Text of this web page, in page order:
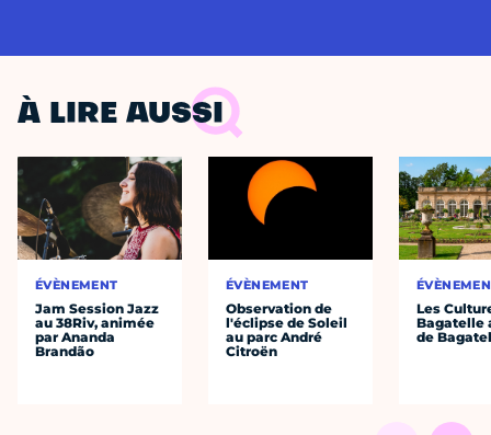
À LIRE AUSSI
ÉVÈNEMENT
Jam Session Jazz
au 38Riv, animée
par Ananda
Brandão
ÉVÈNEMENT
Observation de
l'éclipse de Soleil
au parc André
Citroën
Les
Bagatelle
de